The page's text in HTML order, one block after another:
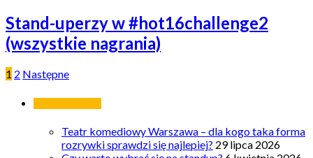
Stand-uperzy w #hot16challenge2
(wszystkie nagrania)
1 2 Następne
Teatr komediowy Warszawa – dla kogo taka forma
rozrywki sprawdzi się najlepiej? 29 lipca 2026